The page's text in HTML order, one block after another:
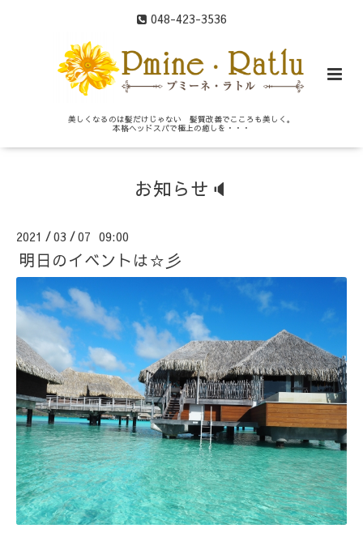
048-423-3536
美しくなるのは髪だけじゃない 髪質改善でこころも美しく。
本格ヘッドスパで極上の癒しを・・・
お知らせ🔈
2021 /03 /07 09:00
明日のイベントは☆彡